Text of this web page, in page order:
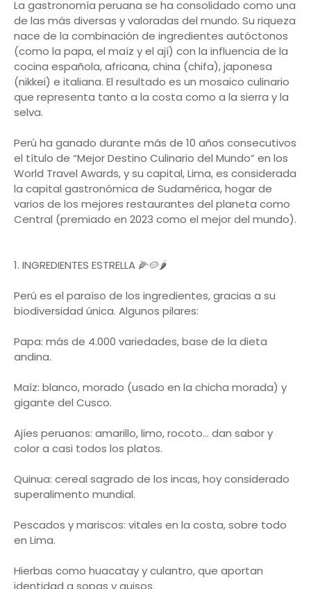
La gastronomía peruana se ha consolidado como una
de las más diversas y valoradas del mundo. Su riqueza
nace de la combinación de ingredientes autóctonos
(como la papa, el maíz y el ají) con la influencia de la
cocina española, africana, china (chifa), japonesa
(nikkei) e italiana. El resultado es un mosaico culinario
que representa tanto a la costa como a la sierra y la
selva.
Perú ha ganado durante más de 10 años consecutivos
el título de “Mejor Destino Culinario del Mundo” en los
World Travel Awards, y su capital, Lima, es considerada
la capital gastronómica de Sudamérica, hogar de
varios de los mejores restaurantes del planeta como
Central (premiado en 2023 como el mejor del mundo).
1. INGREDIENTES ESTRELLA 🌽🥔🌶️
Perú es el paraíso de los ingredientes, gracias a su
biodiversidad única. Algunos pilares:
Papa: más de 4.000 variedades, base de la dieta
andina.
Maíz: blanco, morado (usado en la chicha morada) y
gigante del Cusco.
Ajíes peruanos: amarillo, limo, rocoto… dan sabor y
color a casi todos los platos.
Quinua: cereal sagrado de los incas, hoy considerado
superalimento mundial.
Pescados y mariscos: vitales en la costa, sobre todo
en Lima.
Hierbas como huacatay y culantro, que aportan
identidad a sopas y guisos.